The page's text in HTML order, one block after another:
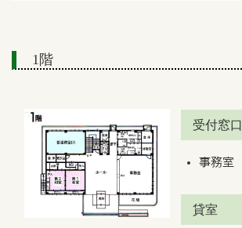
1階
受付窓口
事務室
貸室